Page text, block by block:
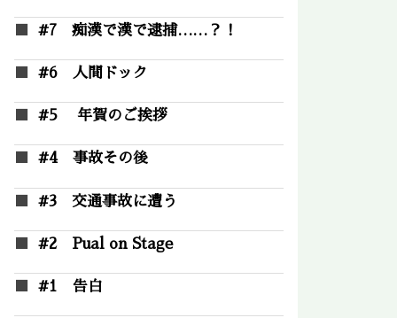
#7 痴漢で漢で逮捕……？！
#6 人間ドック
#5 年賀のご挨拶
#4 事故その後
#3 交通事故に遭う
#2 Pual on Stage
#1 告白